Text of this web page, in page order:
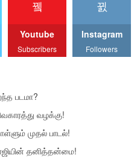
Youtube
Subscribers
Instagram
Followers
படமா?
வழக்கு!
முதல் பாடல்!
தனித்தன்மை!